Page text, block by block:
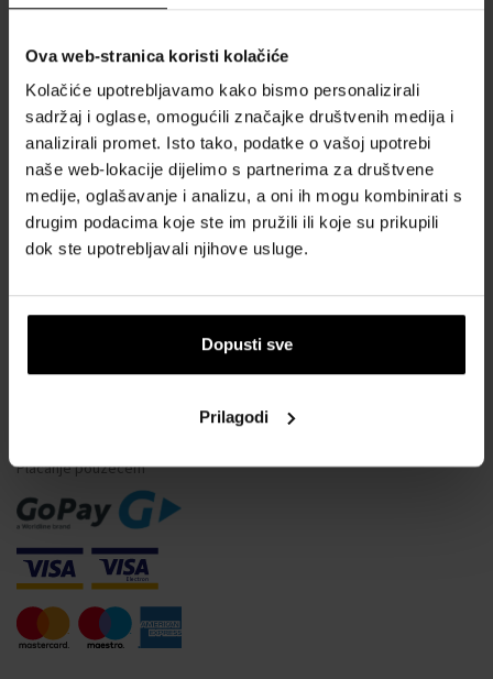
Ova web-stranica koristi kolačiće
Kolačiće upotrebljavamo kako bismo personalizirali
sadržaj i oglase, omogućili značajke društvenih medija i
analizirali promet. Isto tako, podatke o vašoj upotrebi
naše web-lokacije dijelimo s partnerima za društvene
medije, oglašavanje i analizu, a oni ih mogu kombinirati s
drugim podacima koje ste im pružili ili koje su prikupili
dok ste upotrebljavali njihove usluge.
Dopusti sve
Prilagodi
Način dostave
Kada ću dobiti naručenu robu?
Zašto parfemi i satovi od nas?
Što je tester parfema?
Vodootpornost satova
Često postavljana pitanja
Samo originalna roba
Odustajanje od ugovora
Promjena pristanka za kolačiće
Plaćanje pouzećem